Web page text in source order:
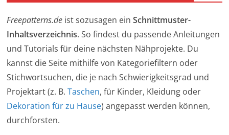
Freepatterns.de ist sozusagen einSchnittmuster-
Inhaltsverzeichnis. So findest du passende Anleitungen
und Tutorials für deine nächsten Nähprojekte. Du
kannst die Seite mithilfe von Kategoriefiltern oder
Stichwortsuchen, die je nach Schwierigkeitsgrad und
Projektart (z. B.Taschen, für Kinder, Kleidung oder
Dekoration für zu Hause) angepasst werden können,
durchforsten.